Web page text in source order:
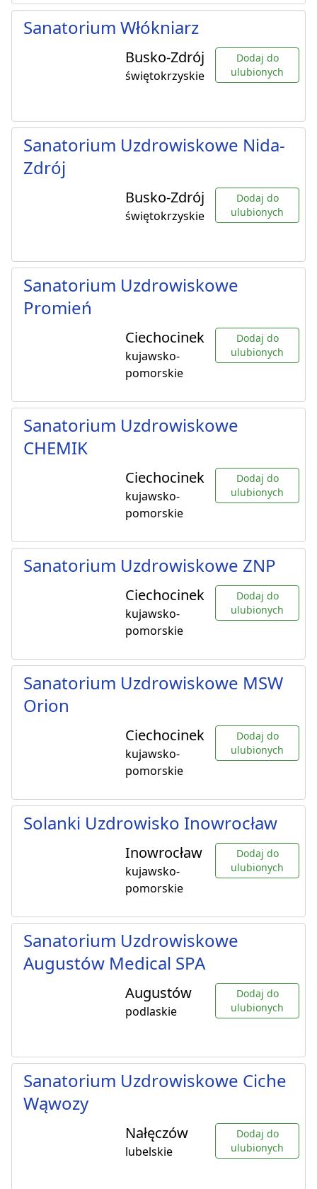
Sanatorium Włókniarz
Busko-Zdrój
świętokrzyskie
Dodaj do
ulubionych
Sanatorium Uzdrowiskowe Nida-
Zdrój
Busko-Zdrój
świętokrzyskie
Dodaj do
ulubionych
Sanatorium Uzdrowiskowe
Promień
Ciechocinek
kujawsko-
pomorskie
Dodaj do
ulubionych
Sanatorium Uzdrowiskowe
CHEMIK
Ciechocinek
kujawsko-
pomorskie
Dodaj do
ulubionych
Sanatorium Uzdrowiskowe ZNP
Ciechocinek
kujawsko-
pomorskie
Dodaj do
ulubionych
Sanatorium Uzdrowiskowe MSW
Orion
Ciechocinek
kujawsko-
pomorskie
Dodaj do
ulubionych
Solanki Uzdrowisko Inowrocław
Inowrocław
kujawsko-
pomorskie
Dodaj do
ulubionych
Sanatorium Uzdrowiskowe
Augustów Medical SPA
Augustów
podlaskie
Dodaj do
ulubionych
Sanatorium Uzdrowiskowe Ciche
Wąwozy
Nałęczów
lubelskie
Dodaj do
ulubionych